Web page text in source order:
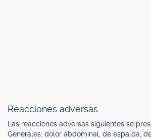
Reacciones adversas.
Las reacciones adversas siguientes se
Generales: dolor abdominal, de espalda,